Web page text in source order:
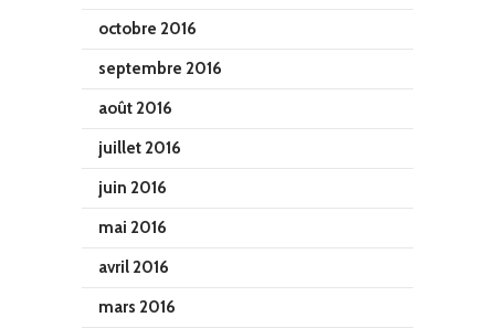
octobre 2016
septembre 2016
août 2016
juillet 2016
juin 2016
mai 2016
avril 2016
mars 2016